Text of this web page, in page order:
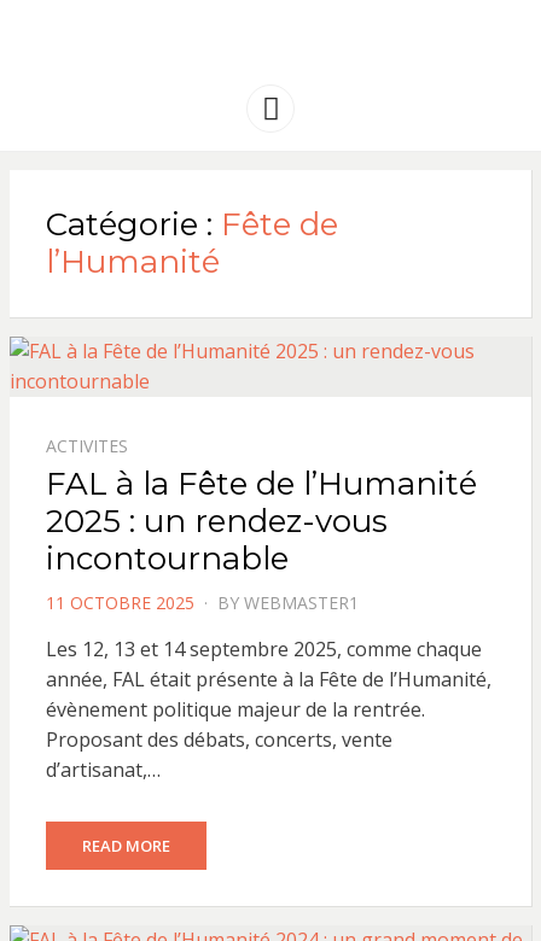
AMERIQUE
Menu
Catégorie : Fête de
l’Humanité
ACTIVITES
FAL à la Fête de l’Humanité
2025 : un rendez-vous
incontournable
POSTED
11 OCTOBRE 2025 BY WEBMASTER1
Les 12, 13 et 14 septembre 2025, comme chaque
année, FAL était présente à la Fête de l’Humanité,
évènement politique majeur de la rentrée.
Proposant des débats, concerts, vente
d’artisanat,…
READ MORE